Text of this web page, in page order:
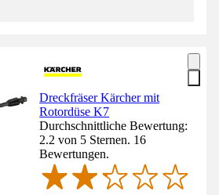
Dreckfräser Kärcher mit
Rotordüse K7
Durchschnittliche Bewertung:
2.2 von 5 Sternen. 16
Bewertungen.